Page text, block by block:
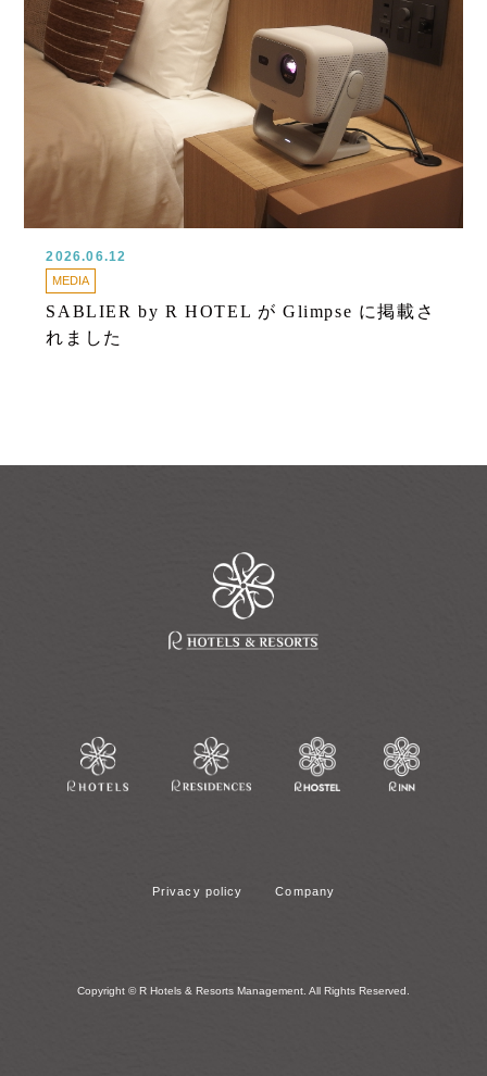
2026.06.12
MEDIA
SABLIER by R HOTEL が Glimpse に掲載さ
れました
Privacy policy Company
Copyright © R Hotels & Resorts Management. All Rights Reserved.